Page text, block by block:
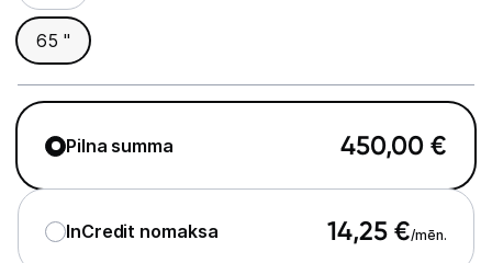
Datortehnika
Telefoni, planšetdatori
65 "
Pilna summa 450,00 €
InCredit nomaksa 14,25 €/mēn.